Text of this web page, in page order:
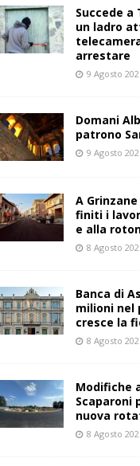
Succede
un ladro
arrestare
9 Agosto
Domani
patrono
9 Agosto
A
finiti i
e alla
8 Agosto
Banca di
milioni nel
cresce la
8 Agosto
Modifiche
Scaparoni
nuova
8 Agosto